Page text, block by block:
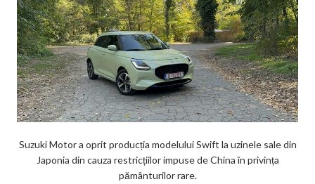
Suzuki Motor a oprit producția modelului Swift la uzinele sale din
Japonia din cauza restricțiilor impuse de China în privința
pământurilor rare.